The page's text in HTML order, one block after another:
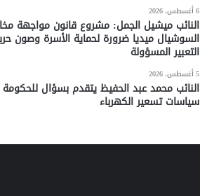
6 أغسطس، 2026
النائب ميشيل الجمل: مشروع قانون مواجهة
السوشيال ميديا ضرورة لحماية الأسرة وصون
التعبير المسؤولة
5 أغسطس، 2026
النائب محمد عبد الحفيظ يتقدم بسؤال
سياسات تسعير الكهرباء